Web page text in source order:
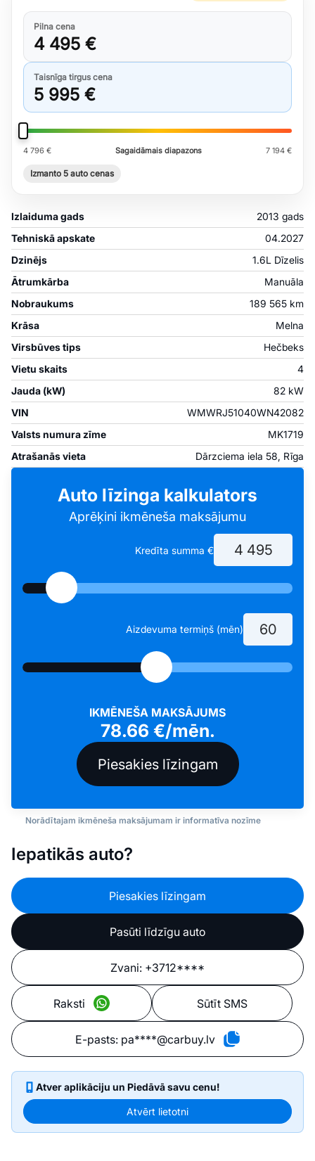
Pilna cena
4 495 €
Taisnīga tirgus cena
5 995 €
4 796 € Sagaidāmais diapazons 7 194 €
Izmanto 5 auto cenas
Izlaiduma gads
2013 gads
Tehniskā apskate
04.2027
Dzinējs
1.6L Dīzelis
Ātrumkārba
Manuāla
Nobraukums
189 565 km
Krāsa
Melna
Virsbūves tips
Hečbeks
Vietu skaits
4
Jauda (kW)
82 kW
VIN
WMWRJ51040WN42082
Valsts numura zīme
MK1719
Atrašanās vieta
Dārzciema iela 58, Rīga
Auto līzinga kalkulators
Aprēķini ikmēneša maksājumu
Kredīta summa €
Aizdevuma termiņš (mēn)
IKMĒNEŠA MAKSĀJUMS
78.66 €/mēn.
Norādītajam ikmēneša maksājumam ir informatīva nozīme
Iepatikās auto?
Piesakies līzingam
Pasūti līdzīgu auto
Zvani: +3712****
Raksti Sūtīt SMS
E-pasts: pa****@carbuy.lv
Atver aplikāciju un Piedāvā savu cenu!
Atvērt lietotni